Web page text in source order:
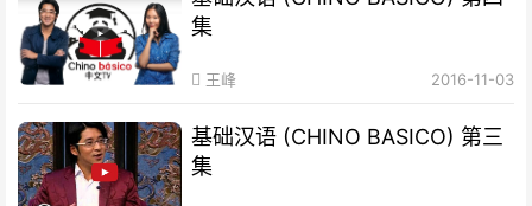
集
王峰 2016-11-03
基础汉语 (CHINO BASICO) 第三
集